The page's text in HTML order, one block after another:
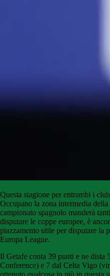
Questa stagione per entrambi i
Occupano la zona intermedia
campionato spagnolo manderà
disputare le coppe europee, è
piazzamento utile per disputare la
Europa League.
Il Getafe conta 39 punti e ne dista
Conference) e 7 dal Celta Vigo